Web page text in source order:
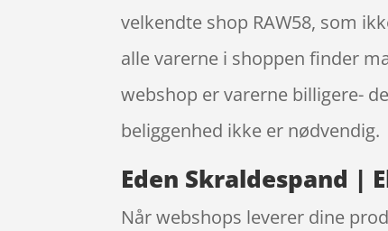
velkendte shop RAW58, som
alle varerne i shoppen finder
webshop er varerne billigere-
beliggenhed ikke er nødvendig.
Eden Skraldespand |
Når webshops leverer dine